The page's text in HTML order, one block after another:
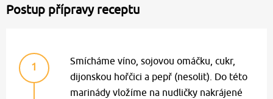
Postup přípravy receptu
1
Smícháme víno, sojovou omáčku, cukr,
dijonskou hořčici a pepř (nesolit). Do této
marinády vložíme na nudličky nakrájené